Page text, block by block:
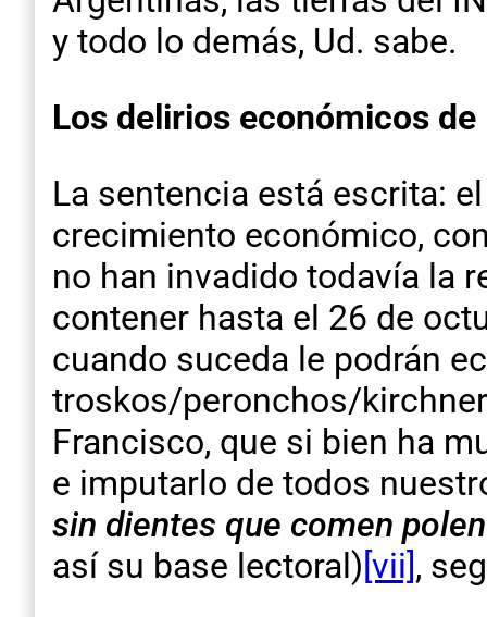
y todo lo demás, Ud. sabe.
Los delirios económicos
La sentencia está escrita:
crecimiento económico,
no han invadido todavía la
contener hasta el 26 de
cuando suceda le podrán
troskos/peronchos/
Francisco, que si bien ha
e imputarlo de todos
sin dientes que comen
así su base lectoral)[vii],